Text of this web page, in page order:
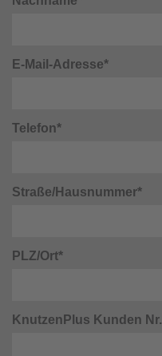
E-Mail-Adresse*
Telefon*
Straße/Hausnummer*
PLZ/Ort*
KnutzenPlus Kunden Nr.